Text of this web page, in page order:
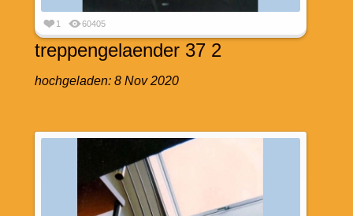
1 60405
treppengelaender 37 2
hochgeladen: 8 Nov 2020